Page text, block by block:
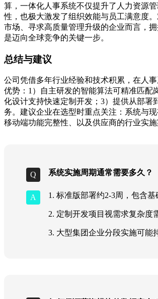
算，一体化人事系统不仅提升了人力资源
性，也极大激发了组织效能与员工满意度
市场、寻求高质量管理升级的企业而言，
是迈向全球竞争的关键一步。
总结与建议
公司凭借多年行业经验和技术积累，在人
优势：1）自主研发的智能算法可精准匹配
化设计支持快速定制开发；3）提供从部署
务。建议企业在选型时重点关注：系统与现
移动端功能完整性、以及供应商的行业实施
系统实施周期通常需要多久？
1. 标准版部署约2-3周，包含基
2. 定制开发项目视需求复杂度
3. 大型集团企业分段实施可能